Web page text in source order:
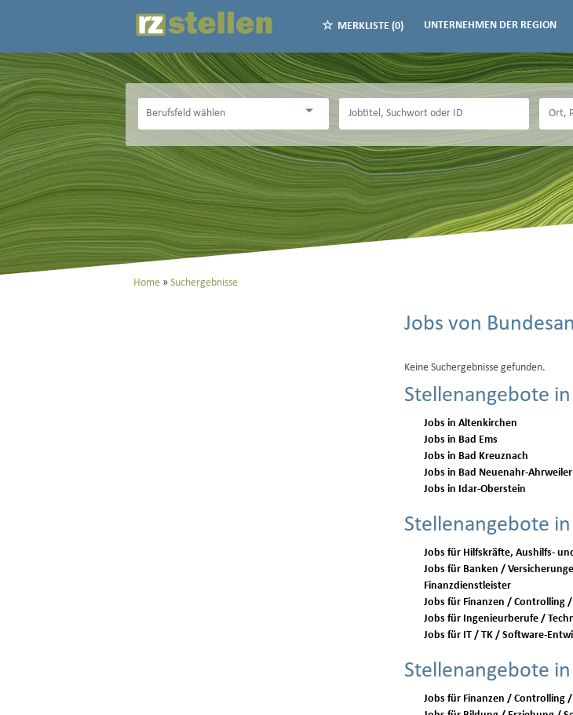
MERKLISTE (0) UNTERNEHMEN DER REGION
Home Suchergebnisse
Jobs von
Keine Suchergebnisse gefunden.
Stellenangebote
Jobs in Altenkirchen
Jobs in Bad Ems
Jobs in Bad Kreuznach
Jobs in Bad Neuenahr-Ahrweiler
Jobs in Idar-Oberstein
Stellenangebote
Jobs für Hilfskräfte, Aushilfs-
Jobs für Banken /
Finanzdienstleister
Jobs für Finanzen / Controlling
Jobs für Ingenieurberufe /
Jobs für IT / TK / Software-
Stellenangebote